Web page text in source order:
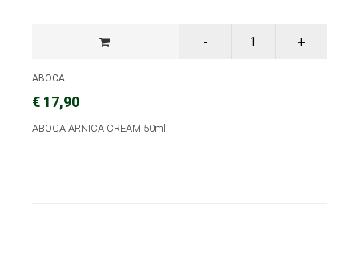
ABOCA
€ 17,90
ABOCA ARNICA CREAM 50ml